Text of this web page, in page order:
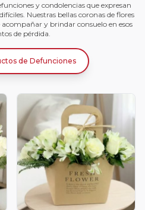
y condolencias que expresan
Nuestras bellas coronas de flores
y brindar consuelo en esos
de pérdida.
de Defunciones